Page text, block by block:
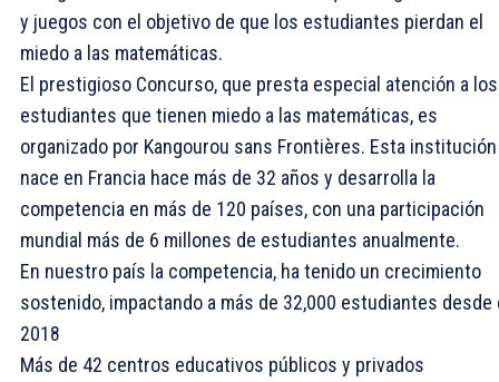
y juegos con el objetivo de que los estudiantes pierdan el
miedo a las matemáticas.
El prestigioso Concurso, que presta especial atención a los
estudiantes que tienen miedo a las matemáticas, es
organizado por Kangourou sans Frontières. Esta institución
nace en Francia hace más de 32 años y desarrolla la
competencia en más de 120 países, con una participación
mundial más de 6 millones de estudiantes anualmente.
En nuestro país la competencia, ha tenido un crecimiento
sostenido, impactando a más de 32,000 estudiantes desde
2018
Más de 42 centros educativos públicos y privados